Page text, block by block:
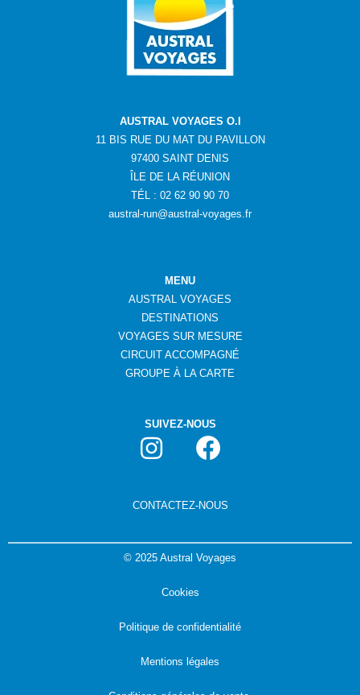
AUSTRAL VOYAGES O.I
11 BIS RUE DU MAT DU PAVILLON
97400 SAINT DENIS
ÎLE DE LA RÉUNION
TÉL : 02 62 90 90 70
austral-run@austral-voyages.fr
MENU
AUSTRAL VOYAGES
DESTINATIONS
VOYAGES SUR MESURE
CIRCUIT ACCOMPAGNÉ
GROUPE À LA CARTE
SUIVEZ-NOUS
CONTACTEZ-NOUS
© 2025 Austral Voyages
Cookies
Politique de confidentialité
Mentions légales